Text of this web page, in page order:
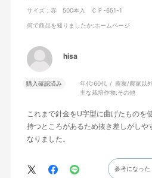
サイズ：赤 500本入 ＣＰ-651-1
何で商品を知りましたか:ホームページ
hisa
購入確認済み 年代:60代 農家/農家以
主な栽培作物:その他
これまで針金をU字型に曲げたものを
持つところがあるため抜き差しがしや
なりました。
参考になった